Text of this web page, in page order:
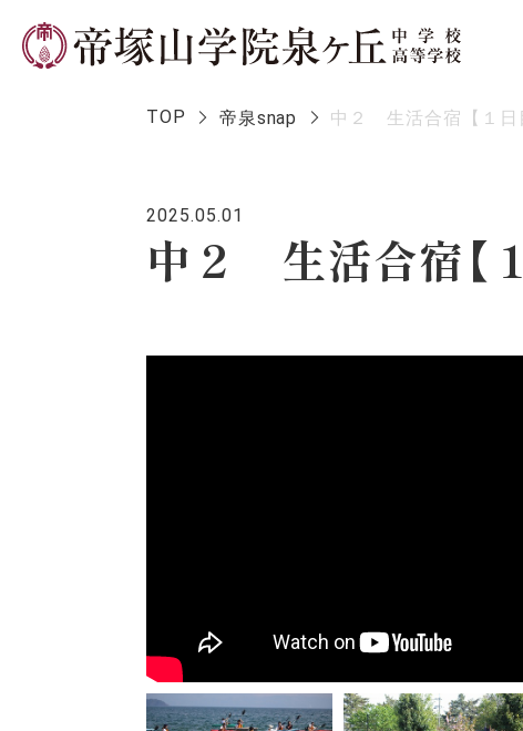
学校長メッ
TOP 帝泉snap 中２ 生活合宿【１日
2025.05.01
中２ 生活合宿【